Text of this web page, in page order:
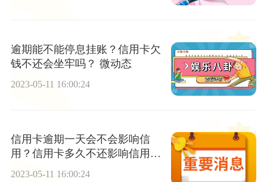
逾期能不能停息挂账？信用卡欠
钱不还会坐牢吗？ 微动态
2023-05-11 16:00:24
信用卡逾期一天会不会影响信
用？信用卡多久不还影响信用记
录？
2023-05-11 16:00:24